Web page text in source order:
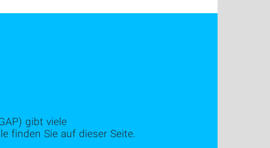
gibt viele
finden Sie auf dieser Seite.